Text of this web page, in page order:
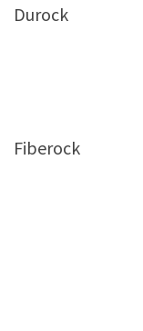
Durock
Fiberock